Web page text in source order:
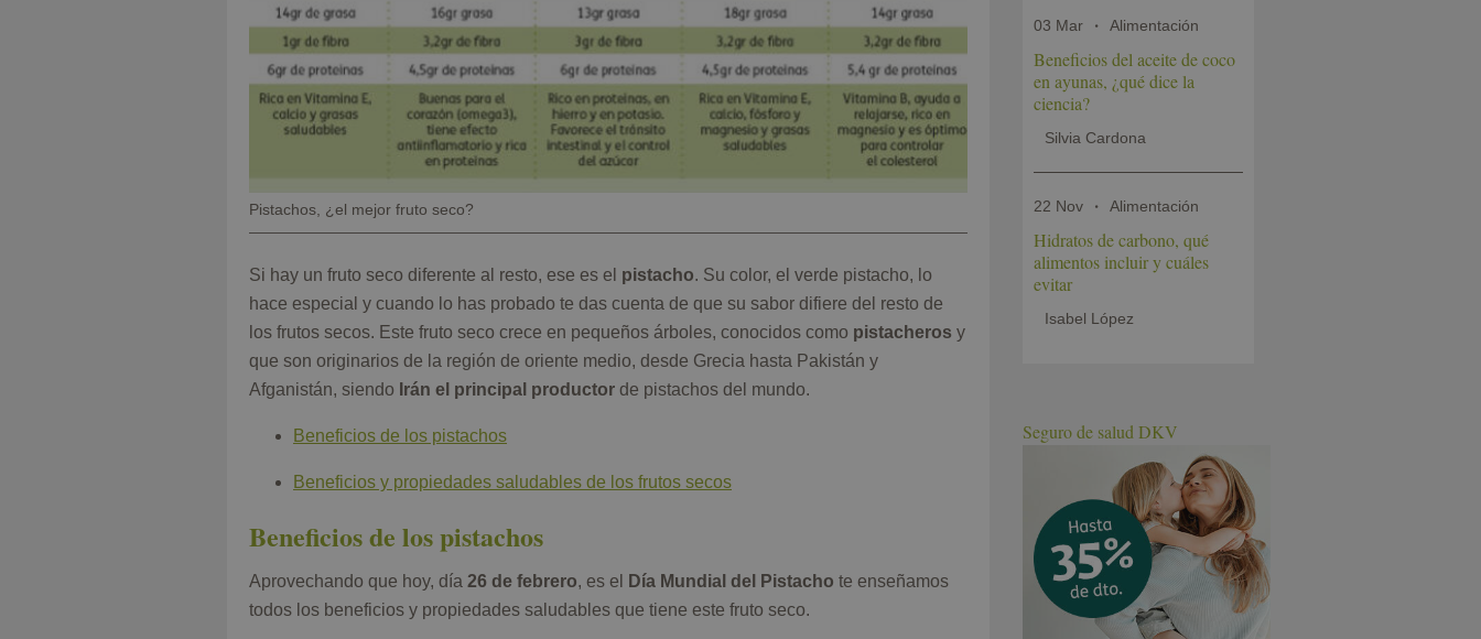
Pie
de
Pistachos, ¿el mejor fruto seco?
Si hay un fruto seco diferente al resto, ese es el pistacho. Su color, el verde pistacho, lo
hace especial y cuando lo has probado te das cuenta de que su sabor difiere del resto de
los frutos secos. Este fruto seco crece en pequeños árboles, conocidos como pistacheros y
que son originarios de la región de oriente medio, desde Grecia hasta Pakistán y
Afganistán, siendo Irán el principal productor de pistachos del mundo.
Beneficios de los pistachos
Beneficios y propiedades saludables de los frutos secos
Beneficios de los pistachos
Aprovechando que hoy, día 26 de febrero, es el Día Mundial del Pistacho te enseñamos
todos los beneficios y propiedades saludables que tiene este fruto seco.
03 Mar Alimentación
Beneficios del aceite de coco
en ayunas, ¿qué dice la
ciencia?
Silvia Cardona
22 Nov Alimentación
Hidratos de carbono, qué
alimentos incluir y cuáles
evitar
Isabel López
Seguro de salud DKV